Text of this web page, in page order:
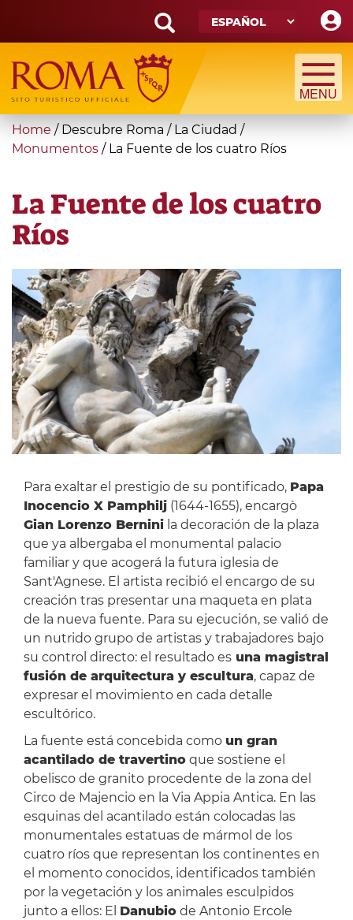
main
content
Search
form
Búsqueda
You
are
Home / Descubre Roma / La Ciudad /
Monumentos / La Fuente de los cuatro Ríos
La Fuente de los cuatro
Ríos
Para exaltar el prestigio de su pontificado, Papa
Inocencio X Pamphilj(1644-1655), encargò
Gian Lorenzo Berninila decoración de la plaza
que ya albergaba el monumental palacio
familiar y que acogerá la futura iglesia de
Sant'Agnese. El artista recibió el encargo de su
creación tras presentar una maqueta en plata
de la nueva fuente. Para su ejecución, se valió de
un nutrido grupo de artistas y trabajadores bajo
su control directo: el resultado esuna magistral
fusión de arquitectura y escultura, capaz de
expresar el movimiento en cada detalle
escultórico.
La fuente está concebida como un gran
acantilado de travertinoque sostiene el
obelisco de granito procedente de la zona del
Circo de Majencio en la Via Appia Antica. En las
esquinas del acantilado están colocadas las
monumentales estatuas de mármol de los
cuatro ríos que representan los continentes en
el momento conocidos, identificados también
por la vegetación y los animales esculpidos
junto a ellos: El Danubiode Antonio Ercole